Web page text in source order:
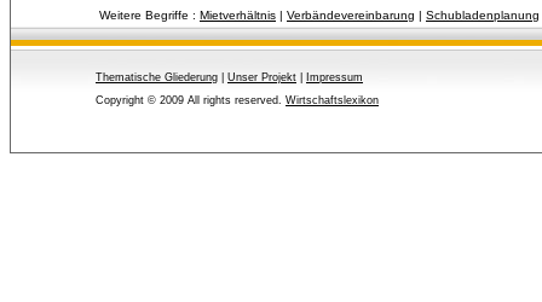
Weitere Begriffe : Mietverhältnis | Verbändevereinbarung | Schubladenplanung
Thematische Gliederung Unser Projekt
Impressum
Copyright © 2009 All rights reserved. Wirtschaftslexikon